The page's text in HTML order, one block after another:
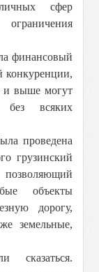
сфер
финансовый
конкуренции,
и выше могут
всяких
проведена
грузинский
объекты
дорогу,
земельные,
сказаться.